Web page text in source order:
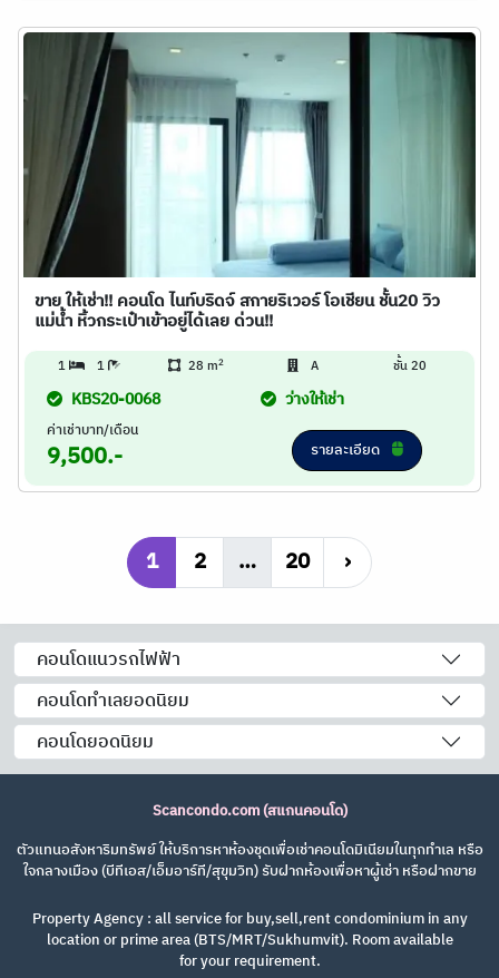
ขาย ให้เช่า!! คอนโด ไนท์บริดจ์ สกายริเวอร์ โอเชียน ชั้น20 วิว
แม่น้ำ หิ้วกระเป๋าเข้าอยู่ได้เลย ด่วน!!
1 1 28 m2 A ชั้น 20
KBS20-0068 ว่างให้เช่า
ค่าเช่าบาท/เดือน
9,500.- รายละเอียด
1 2 … 20 ›
คอนโดแนวรถไฟฟ้า
คอนโดทำเลยอดนิยม
คอนโดยอดนิยม
Scancondo.com (สแกนคอนโด)
ตัวแทนอสังหาริมทรัพย์ ให้บริการหาห้องชุดเพื่อเช่าคอนโดมิเนียมในทุกทำเล หรือ
ใจกลางเมือง (บีทีเอส/เอ็มอาร์ที/สุขุมวิท) รับฝากห้องเพื่อหาผู้เช่า หรือฝากขาย
Property Agency : all service for buy,sell,rent condominium in any
location or prime area (BTS/MRT/Sukhumvit). Room available
for your requirement.